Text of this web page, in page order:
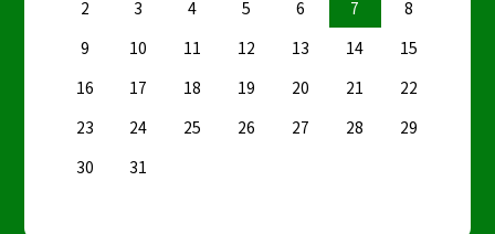
2
3 4 5 6 7
8
9
10 11 12 13 14
15
16
17 18 19 20 21
22
23
24 25 26 27 28
29
30
31